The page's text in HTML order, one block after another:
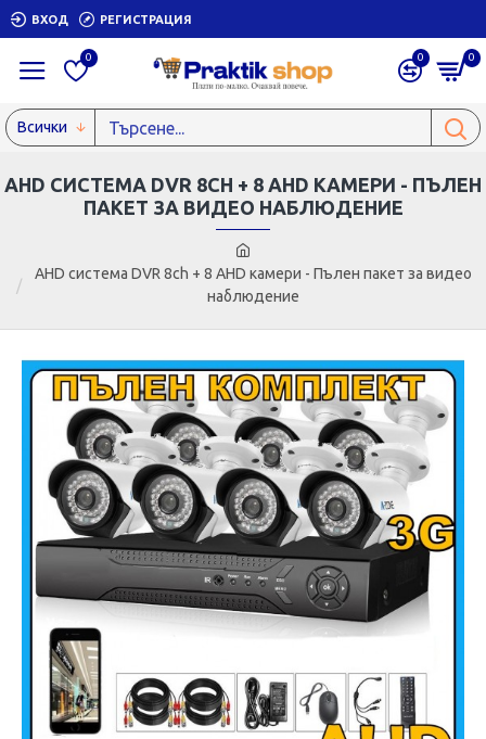
ВХОД РЕГИСТРАЦИЯ
0 0 0
Всички
AHD система DVR 8ch + 8 AHD камери - Пълен пакет за видео
наблюдение
AHD СИСТЕМА DVR 8CH + 8 AHD КАМЕРИ - ПЪЛЕН
ПАКЕТ ЗА ВИДЕО НАБЛЮДЕНИЕ